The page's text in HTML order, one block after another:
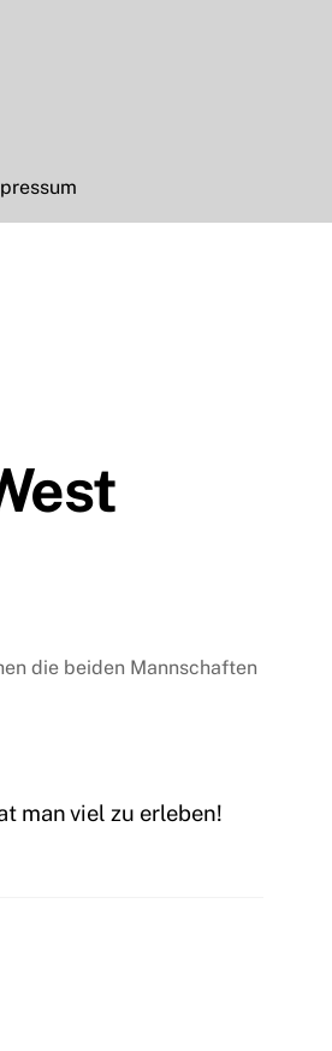
die beiden Mannschaften
man viel zu erleben!